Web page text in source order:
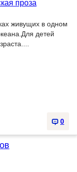
проза
живущих в одном
детей
0